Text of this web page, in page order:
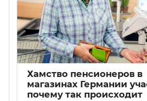
Хамство пенсионеров в
магазинах Германии
почему так происходит